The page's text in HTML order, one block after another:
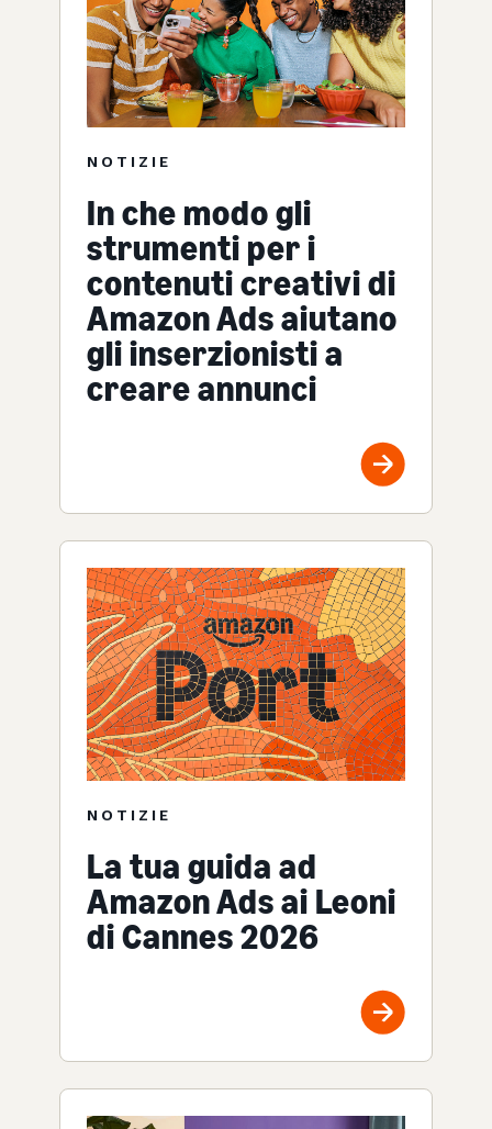
NOTIZIE
In che modo gli
strumenti per i
contenuti creativi di
Amazon Ads aiutano
gli inserzionisti a
creare annunci
NOTIZIE
La tua guida ad
Amazon Ads ai Leoni
di Cannes 2026